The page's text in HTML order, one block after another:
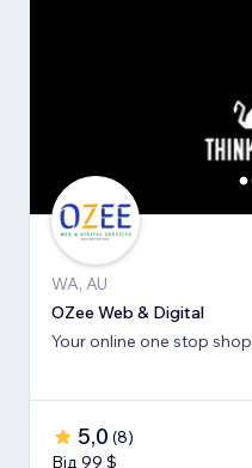
WA, AU
OZee Web & Digital
Your online one stop shop
5,0 (8)
Від 99 $